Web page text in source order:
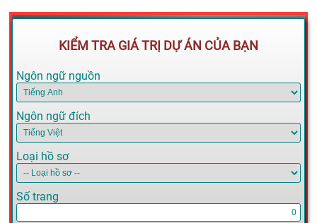
KIỂM TRA GIÁ TRỊ DỰ ÁN CỦA BẠN
Ngôn ngữ nguồn
Ngôn ngữ đích
Loại hồ sơ
Số trang